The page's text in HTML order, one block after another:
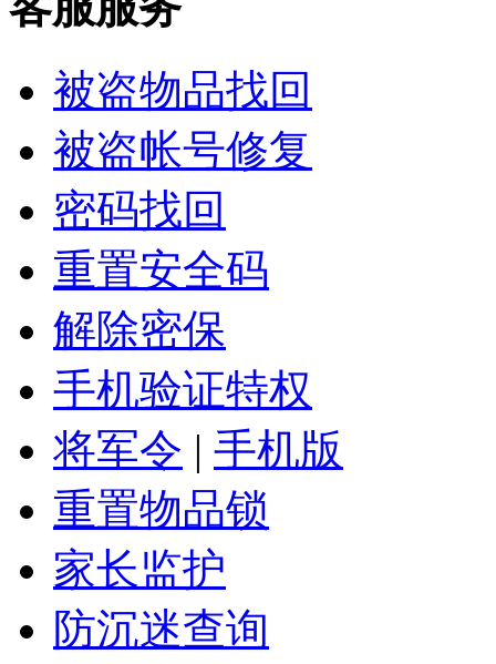
被盗物品找回
被盗帐号修复
密码找回
重置安全码
解除密保
手机验证特权
将军令 | 手机版
重置物品锁
家长监护
防沉迷查询